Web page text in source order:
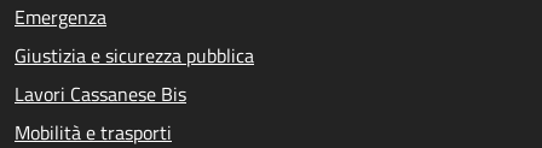
Emergenza
Giustizia e sicurezza pubblica
Lavori Cassanese Bis
Mobilità e trasporti